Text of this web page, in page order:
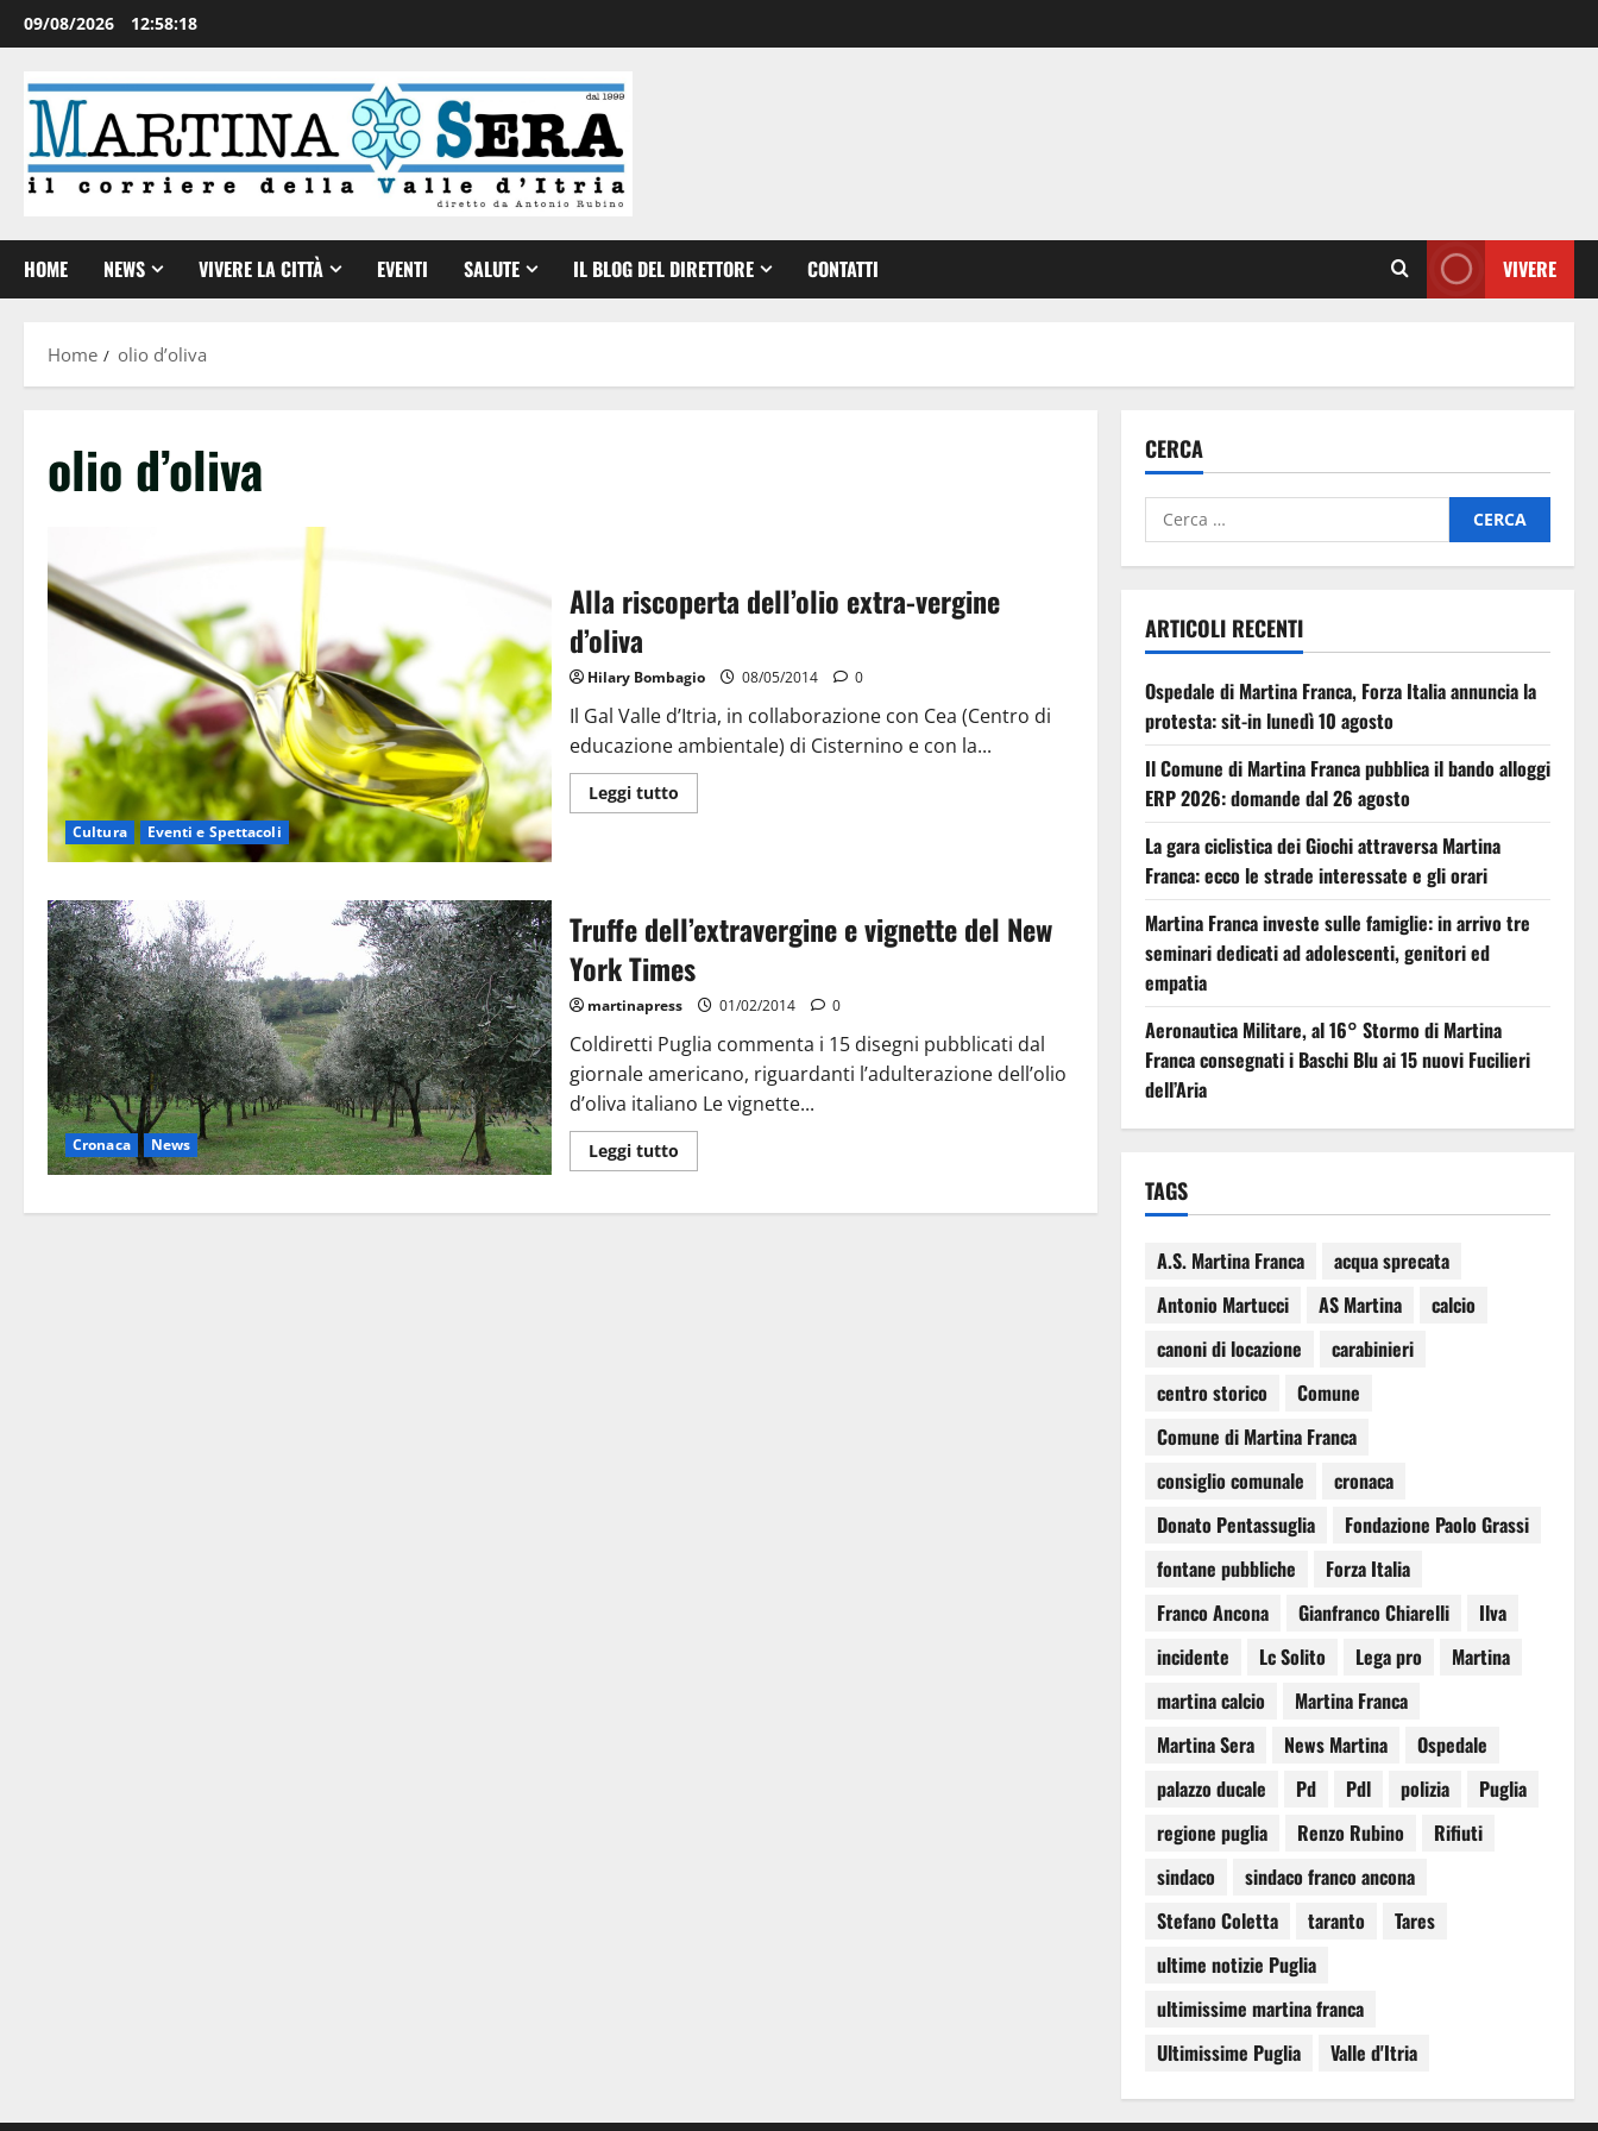
09/08/2026 12:58:19
HOME NEWS VIVERE LA CITTÀ EVENTI SALUTE IL BLOG DEL DIRETTORE CONTATTI VIVERE
Home olio d’oliva
olio d’oliva
Cultura Eventi e Spettacoli
Alla riscoperta dell’olio extra-vergine
d’oliva
Hilary Bombagio 08/05/2014 0
Il Gal Valle d’Itria, in collaborazione con Cea (Centro di
educazione ambientale) di Cisternino e con la...
Leggi tutto
Cronaca News
Truffe dell’extravergine e vignette del New
York Times
martinapress 01/02/2014 0
Coldiretti Puglia commenta i 15 disegni pubblicati dal
giornale americano, riguardanti l’adulterazione dell’olio
d’oliva italiano Le vignette...
Leggi tutto
CERCA
ARTICOLI RECENTI
Ospedale di Martina Franca, Forza Italia annuncia la
protesta: sit-in lunedì 10 agosto
Il Comune di Martina Franca pubblica il bando alloggi
ERP 2026: domande dal 26 agosto
La gara ciclistica dei Giochi attraversa Martina
Franca: ecco le strade interessate e gli orari
Martina Franca investe sulle famiglie: in arrivo tre
seminari dedicati ad adolescenti, genitori ed
empatia
Aeronautica Militare, al 16° Stormo di Martina
Franca consegnati i Baschi Blu ai 15 nuovi Fucilieri
dell’Aria
TAGS
A.S. Martina Franca
acqua sprecata
Antonio Martucci
AS Martina
calcio
canoni di locazione
carabinieri
centro storico
Comune
Comune di Martina Franca
consiglio comunale
cronaca
Donato Pentassuglia
Fondazione Paolo Grassi
fontane pubbliche
Forza Italia
Franco Ancona
Gianfranco Chiarelli
Ilva
incidente
Lc Solito Lega pro
Martina
martina calcio
Martina Franca
Martina Sera
News Martina
Ospedale
palazzo ducale
Pd Pdl polizia
Puglia
regione puglia
Renzo Rubino
Rifiuti
sindaco
sindaco franco ancona
Stefano Coletta
taranto
Tares
ultime notizie Puglia
ultimissime martina franca
Ultimissime Puglia
Valle d'Itria